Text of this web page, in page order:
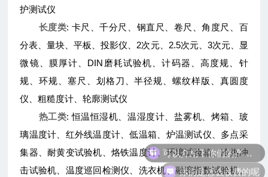
护测试仪
长度类: 卡尺、千分尺、钢直尺、卷尺、角度尺、百
分表、量块、平板、投影仪、2次元、2.5次元、3次元、显
微镜、膜厚计、DIN磨耗试验机、计码器、高度规、针
规、环规、塞尺、划格刀、半径规、螺纹样版、真圆度
仪、粗糙度计、轮廓测试仪
热工类: 恒温恒湿机、温湿度计、盐雾机、烤箱、玻
璃温度计、红外线温度计、低温箱、炉温测试仪、多点采
集器、耐黄变试验机、烙铁温度计、环境试验箱、冷热冲
击试验机、温度巡回检测仪、洗衣机、融溶指数试验机、
可以介绍下你们的产品么
你们是怎么收费的呢